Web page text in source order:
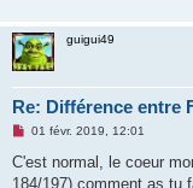
guigui49
Re: Différence entre
M
s
01 févr. 2019, 12:01
C'est normal, le coeur
184/197) comment as tu